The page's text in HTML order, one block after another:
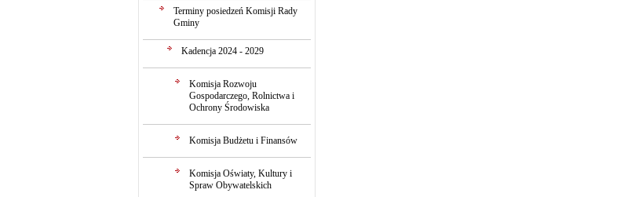
Terminy posiedzeń Komisji Rady
Gminy
Kadencja 2024 - 2029
Komisja Rozwoju
Gospodarczego, Rolnictwa i
Ochrony Środowiska
Komisja Budżetu i Finansów
Komisja Oświaty, Kultury i
Spraw Obywatelskich